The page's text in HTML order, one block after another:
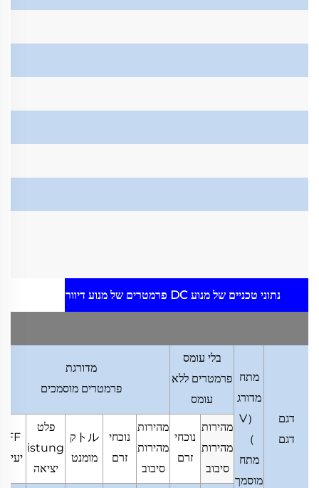
נתוני טכניים של מנוע DC פרמטרים של מנוע דיוור
דגם
דגם
מתח
מדורג
（
V
）
מתח
מוסמך
בלי עומס
פרמטרים ללא
עומס
מדורגת
פרמטרים מוסמכים
מהירות
מהירות
סיבוב
נוכחי
זרם
מהירות
מהירות
סיבוב
נוכחי
זרם
トルק
מומנט
פלט
istung
יציאה